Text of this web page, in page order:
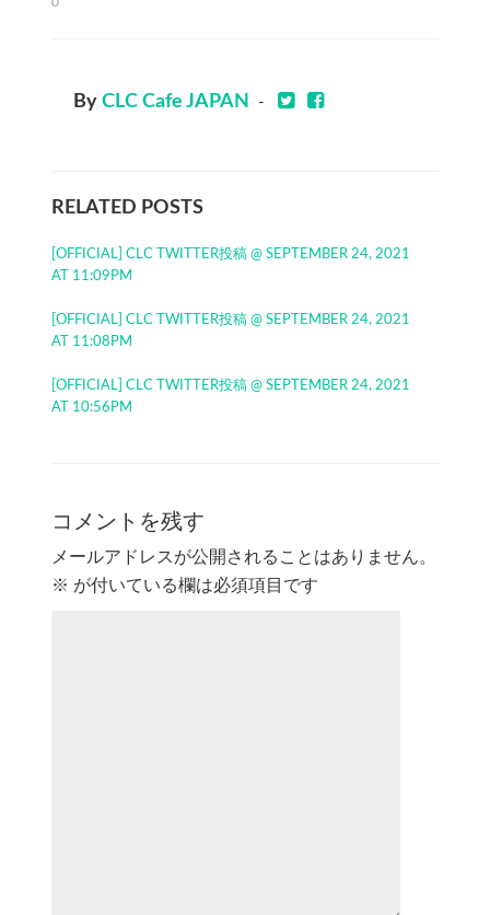
By CLC Cafe JAPAN -
RELATED POSTS
[OFFICIAL] CLC TWITTER投稿 @ SEPTEMBER 24, 2021
AT 11:09PM
[OFFICIAL] CLC TWITTER投稿 @ SEPTEMBER 24, 2021
AT 11:08PM
[OFFICIAL] CLC TWITTER投稿 @ SEPTEMBER 24, 2021
AT 10:56PM
コメントを残す
メールアドレスが公開されることはありません。
※ が付いている欄は必須項目です